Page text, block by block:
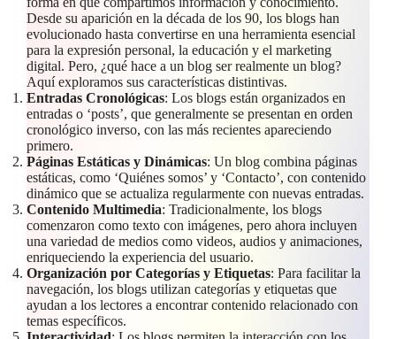
Desde su aparición en la década de los 90, los blogs han
evolucionado hasta convertirse en una herramienta esencial
para la expresión personal, la educación y el marketing
digital. Pero, ¿qué hace a un blog ser realmente un blog?
Aquí exploramos sus características distintivas.
Entradas Cronológicas: Los blogs están organizados en
entradas o ‘posts’, que generalmente se presentan en orden
cronológico inverso, con las más recientes apareciendo
primero.
Páginas Estáticas y Dinámicas: Un blog combina páginas
estáticas, como ‘Quiénes somos’ y ‘Contacto’, con contenido
dinámico que se actualiza regularmente con nuevas entradas.
Contenido Multimedia: Tradicionalmente, los blogs
comenzaron como texto con imágenes, pero ahora incluyen
una variedad de medios como videos, audios y animaciones,
enriqueciendo la experiencia del usuario.
Organización por Categorías y Etiquetas: Para facilitar la
navegación, los blogs utilizan categorías y etiquetas que
ayudan a los lectores a encontrar contenido relacionado con
temas específicos.